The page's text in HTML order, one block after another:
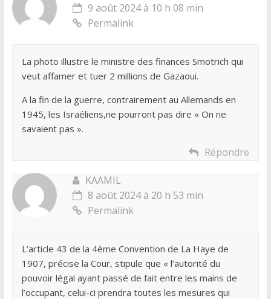
9 août 2024 à 10 h 08 min
Permalink
La photo illustre le ministre des finances Smotrich qui
veut affamer et tuer 2 millions de Gazaoui.
A la fin de la guerre, contrairement au Allemands en
1945, les Israéliens,ne pourront pas dire « On ne
savaient pas ».
Répondre
KAAMIL
8 août 2024 à 20 h 53 min
Permalink
L’article 43 de la 4ème Convention de La Haye de
1907, précise la Cour, stipule que « l’autorité du
pouvoir légal ayant passé de fait entre les mains de
l’occupant, celui-ci prendra toutes les mesures qui